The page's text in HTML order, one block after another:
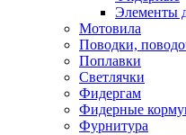
Элементы
Мотовила
Поводки,
Поплавки
Светлячки
Фидергам
Фидерные
Фурнитура